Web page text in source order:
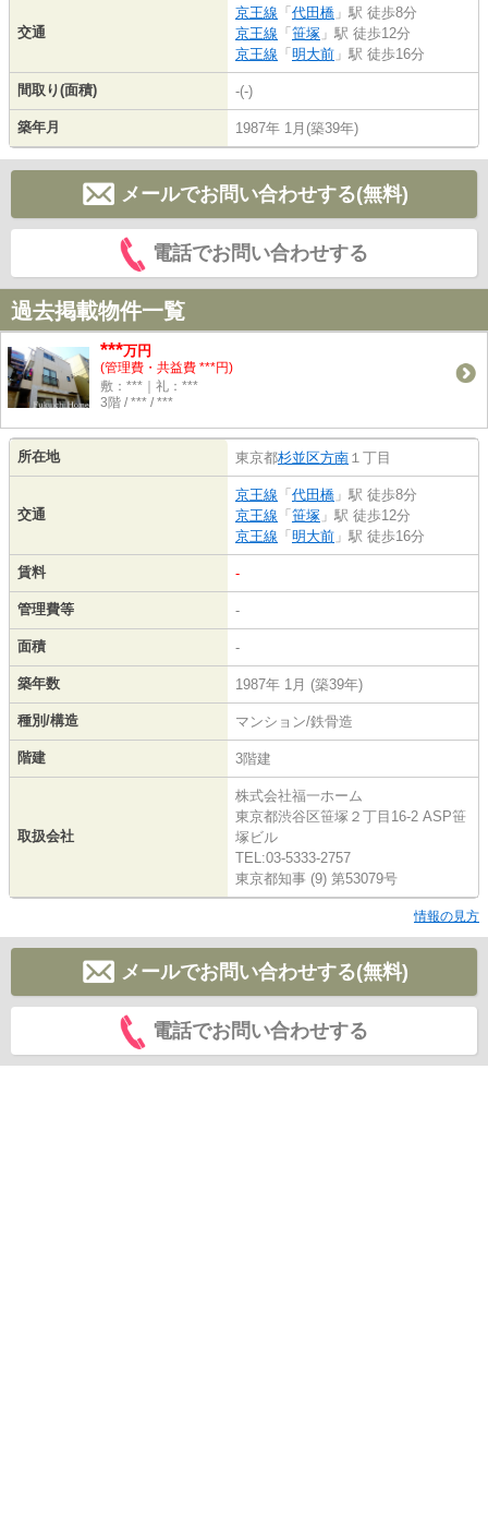
交通
京王線 「 代田橋 」駅 徒歩8分
京王線 「 笹塚 」駅 徒歩12分
京王線 「 明大前 」駅 徒歩16分
間取り(面積) -(-)
築年月 1987年 1月(築39年)
メールでお問い合わせする(無料)
電話でお問い合わせする
過去掲載物件一覧
***万円
(管理費・共益費 ***円)
敷：***｜礼：***
3階 / *** / ***
所在地 東京都杉並区方南 １丁目
交通
京王線 「 代田橋 」駅 徒歩8分
京王線 「 笹塚 」駅 徒歩12分
京王線 「 明大前 」駅 徒歩16分
賃料 -
管理費等 -
面積 -
築年数 1987年 1月 (築39年)
種別/構造 マンション/鉄骨造
階建 3階建
取扱会社
株式会社福一ホーム
東京都渋谷区笹塚２丁目16-2 ASP笹
塚ビル
TEL:03-5333-2757
東京都知事 (9) 第53079号
情報の見方
メールでお問い合わせする(無料)
電話でお問い合わせする